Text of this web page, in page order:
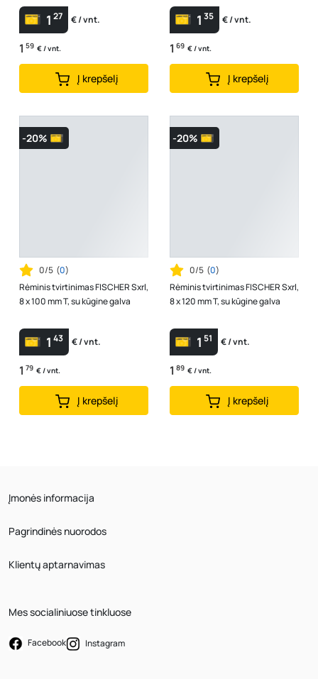
1 27 € / vnt.
1 59 € / vnt.
Į krepšelį
1 35 € / vnt.
1 69 € / vnt.
Į krepšelį
-20%
0/5 (0)
Rėminis tvirtinimas FISCHER Sxrl,
8 x 100 mm T, su kūgine galva
1 43 € / vnt.
1 79 € / vnt.
Į krepšelį
-20%
0/5 (0)
Rėminis tvirtinimas FISCHER Sxrl,
8 x 120 mm T, su kūgine galva
1 51 € / vnt.
1 89 € / vnt.
Į krepšelį
Įmonės informacija
Pagrindinės nuorodos
Klientų aptarnavimas
Mes socialiniuose tinkluose
Facebook Instagram